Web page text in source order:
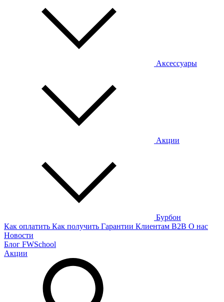
Аксессуары
Акции
Бурбон
Как оплатить Как получить Гарантии Клиентам B2B О нас
Новости
Блог FWSchool
Акции